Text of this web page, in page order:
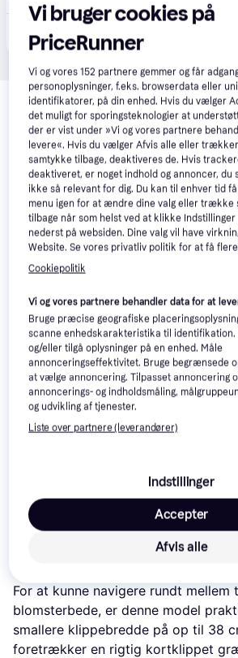
AL-KO Elplæneklipper 3.82 E Easy
Læs om produktet
Laveste pris for
nu blandt
4 butikker.
Hold din græsplæne pæn og
plæneklipper fra AL-KO. Eftersom
bruger el i stedet for benzin, giver
miljø-aftryk. Den er med ledning og
mindre haver.
Klippebredde på 38 cm
Kører på strøm
Laveste klippehøjde på 20 mm
Op til 75 mm i klippehøjde
For at kunne navigere rundt
blomsterbede, er denne model
smallere klippebredde på op til 38
foretrækker en rigtig kortklippet
Vi bruger cookies på
PriceRunner
Vi og vores152 partnere gemmer og får
personoplysninger, f.eks. browserdata eller
identifikatorer, på din enhed. Hvis du vælger
det muligt for sporingsteknologier at
der er vist under »Vi og vores partnere
levere«. Hvis du vælger Afvis alle eller
samtykke tilbage, deaktiveres de. Hvis
deaktiveret, er noget indhold og annoncer, du
ikke så relevant for dig. Du kan til enhver tid
menu igen for at ændre dine valg eller trække
tilbage når som helst ved at klikke
nederst på websiden. Dine valg vil have
Website. Se vores privatliv politik for at få
Cookiepolitik
Vi og vores partnere behandler data for at
Bruge præcise geografiske
scanne enhedskarakteristika til identifikation.
og/eller tilgå oplysninger på en enhed. Måle
annonceringseffektivitet. Bruge begrænsede
at vælge annoncering. Tilpasset annoncering
annoncerings- og indholdsmåling,
og udvikling af tjenester.
Liste over partnere (leverandører)
Indstillinger
Afvis alle
Accepter